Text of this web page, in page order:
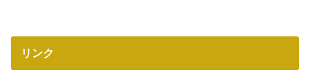
リンク